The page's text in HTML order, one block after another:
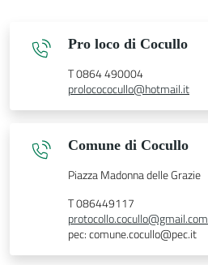
Pro loco di Cocullo
T 0864 490004
prolocococullo@hotmail.it
Comune di Cocullo
Piazza Madonna delle Grazie
T 086449117
protocollo.cocullo@gmail.com
pec: comune.cocullo@pec.it